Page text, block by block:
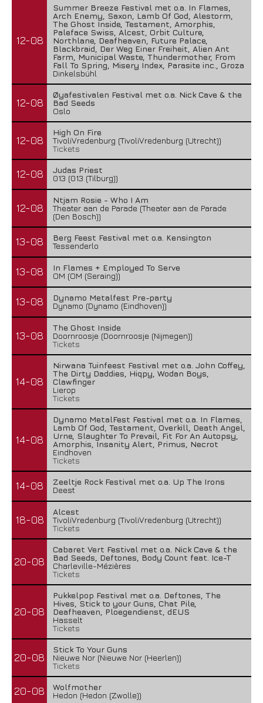
12-08
Summer Breeze Festival met o.a. In Flames,
Arch Enemy, Saxon, Lamb Of God, Alestorm,
The Ghost Inside, Testament, Amorphis,
Paleface Swiss, Alcest, Orbit Culture,
Northlane, Deafheaven, Future Palace,
Blackbraid, Der Weg Einer Freiheit, Alien Ant
Farm, Municipal Waste, Thundermother, From
Fall To Spring, Misery Index, Parasite inc., Groza
Dinkelsbühl
12-08
Øyafestivalen Festival met o.a. Nick Cave & the
Bad Seeds
Oslo
12-08
High On Fire
TivoliVredenburg (TivoliVredenburg (Utrecht))
Tickets
12-08
Judas Priest
013 (013 (Tilburg))
12-08
Ntjam Rosie - Who I Am
Theater aan de Parade (Theater aan de Parade
(Den Bosch))
13-08
Berg Feest Festival met o.a. Kensington
Tessenderlo
13-08
In Flames + Employed To Serve
OM (OM (Seraing))
13-08
Dynamo Metalfest Pre-party
Dynamo (Dynamo (Eindhoven))
13-08
The Ghost Inside
Doornroosje (Doornroosje (Nijmegen))
Tickets
14-08
Nirwana Tuinfeest Festival met o.a. John Coffey,
The Dirty Daddies, Hiqpy, Wodan Boys,
Clawfinger
Lierop
Tickets
14-08
Dynamo MetalFest Festival met o.a. In Flames,
Lamb Of God, Testament, Overkill, Death Angel,
Urne, Slaughter To Prevail, Fit For An Autopsy,
Amorphis, Insanity Alert, Primus, Necrot
Eindhoven
Tickets
14-08
Zeeltje Rock Festival met o.a. Up The Irons
Deest
18-08
Alcest
TivoliVredenburg (TivoliVredenburg (Utrecht))
Tickets
20-08
Cabaret Vert Festival met o.a. Nick Cave & the
Bad Seeds, Deftones, Body Count feat. Ice-T
Charleville-Mézières
Tickets
20-08
Pukkelpop Festival met o.a. Deftones, The
Hives, Stick to your Guns, Chat Pile,
Deafheaven, Ploegendienst, dEUS
Hasselt
Tickets
20-08
Stick To Your Guns
Nieuwe Nor (Nieuwe Nor (Heerlen))
Tickets
20-08
Wolfmother
Hedon (Hedon (Zwolle))